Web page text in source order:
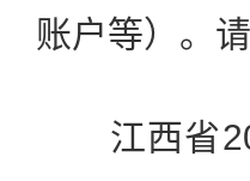
账户等）。
江西省